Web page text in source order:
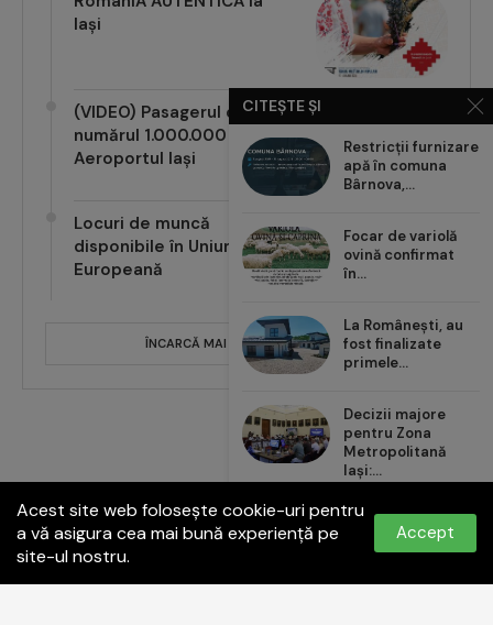
Iași
(VIDEO) Pasagerul cu
numărul 1.000.000 pe
Aeroportul Iași
Locuri de muncă
disponibile în Uniunea
Europeană
ÎNCARCĂ MAI MULTE POSTĂRI
Acest site web folosește cookie-uri pentru
a vă asigura cea mai bună experiență pe
site-ul nostru.
Accept
CITEȘTE ȘI
Restricții furnizare
apă în comuna
Bârnova,...
Focar de variolă
ovină confirmat
în...
La Românești, au
fost finalizate
primele...
Decizii majore
pentru Zona
Metropolitană
Iași:...
Carrefour România
aduce noul val de...